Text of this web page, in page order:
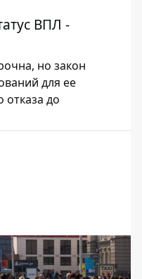
ВПЛ -
но закон
для ее
до